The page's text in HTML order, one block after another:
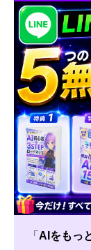
「 AIをもっ